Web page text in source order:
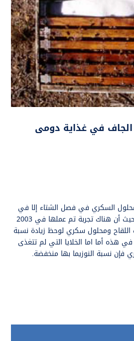
الجاف في غذاية دومى
السكري في فصل الشتاء إلا في
الأيام الدافئة المشمسة حيث أن هناك تجربة تم عملها في 2003
اللقاح ومحلول سكري لوحظ زيادة نسبة
في هذه أما اما الخلايا التي لم تتغذى
فإن نسبة النوزيما بها منخفضة.